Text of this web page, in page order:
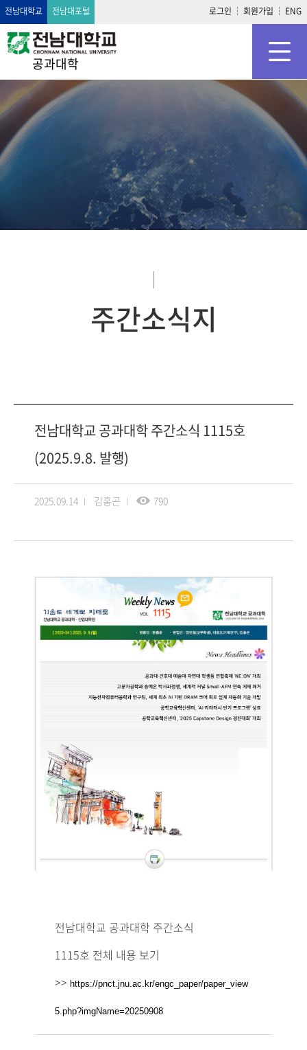
전남대학교 전남대포털 로그인 회원가입 ENG
공과대학
주간소식지
전남대학교 공과대학 주간소식 1115호
(2025.9.8. 발행)
2025.09.14 김홍곤 790
전남대학교 공과대학 주간소식
1115호 전체 내용 보기
>> https://pnct.jnu.ac.kr/engc_paper/paper_view
5.php?imgName=20250908